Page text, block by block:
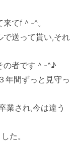
てf＾-^。
で送って貰い,それ
の者です＾-^♪
年間ずっと見守っ
業され,今は違う
た。